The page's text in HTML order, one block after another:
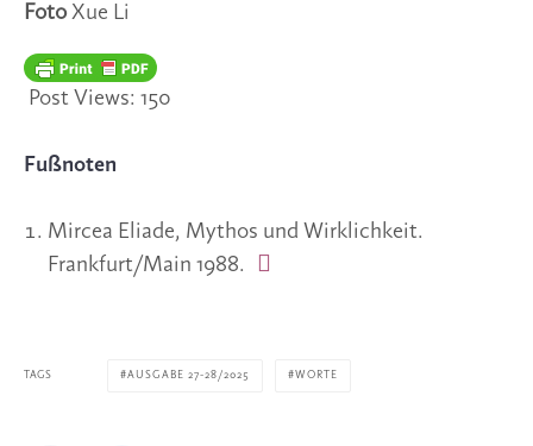
FotoXue Li
Post Views: 150
Fußnoten
Mircea Eliade, Mythos und Wirklichkeit.
Frankfurt/Main 1988.
TAGS AUSGABE 27-28/2025 WORTE